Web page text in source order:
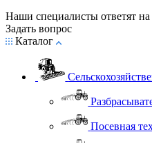
Наши специалисты ответят
Задать вопрос
Каталог
Посевная